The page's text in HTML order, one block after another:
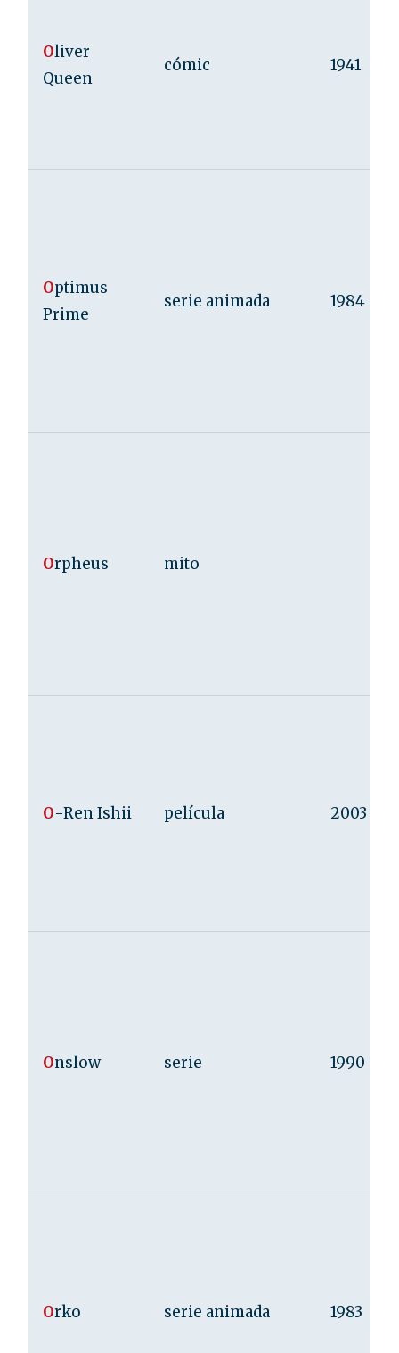
Oliver
Queen
cómic 1941
Optimus
Prime
serie animada 1984
Orpheus mito
O-Ren Ishii película 2003
Onslow serie 1990
Orko serie animada 1983